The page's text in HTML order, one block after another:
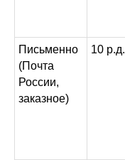
Письменно
(Почта
России,
заказное)
10 р.д.